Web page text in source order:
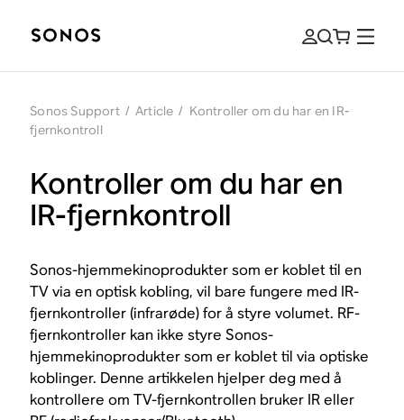
Sonos Support / Article / Kontroller om du har en IR-
fjernkontroll
Kontroller om du har en
IR-fjernkontroll
Sonos-hjemmekinoprodukter som er koblet til en
TV via en optisk kobling, vil bare fungere med IR-
fjernkontroller (infrarøde) for å styre volumet. RF-
fjernkontroller kan ikke styre Sonos-
hjemmekinoprodukter som er koblet til via optiske
koblinger. Denne artikkelen hjelper deg med å
kontrollere om TV-fjernkontrollen bruker IR eller